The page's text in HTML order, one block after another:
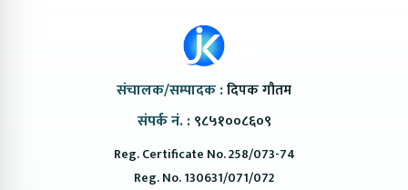
संचालक/सम्पादक :दिपक गौतम
संपर्क नं. : ९८५१००८६०९
Reg. Certificate No. 258/073-74
Reg. No. 130631/071/072